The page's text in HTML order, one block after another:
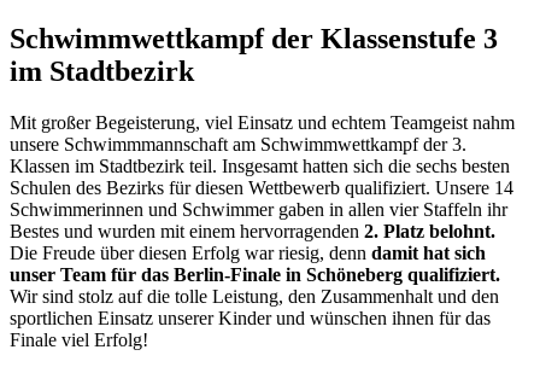
Schwimmwettkampf der Klassenstufe 3
im Stadtbezirk
Mit großer Begeisterung, viel Einsatz und echtem Teamgeist nahm
unsere Schwimmmannschaft am Schwimm­wettkampf der 3.
Klassen im Stadt­bezirk teil. Insgesamt hatten sich die sechs besten
Schulen des Bezirks für diesen Wettbewerb qualifiziert. Unsere 14
Schwimmerinnen und Schwimmer gaben in allen vier Staffeln ihr
Bestes und wurden mit einem hervorra­genden 2. Platz belohnt.
Die Freude über diesen Erfolg war riesig, denn damit hat sich
unser Team für das Berlin-Finale in Schöneberg qualifiziert.
Wir sind stolz auf die tolle Leistung, den Zusammenhalt und den
sportlichen Einsatz unserer Kinder und wünschen ihnen für das
Finale viel Erfolg!